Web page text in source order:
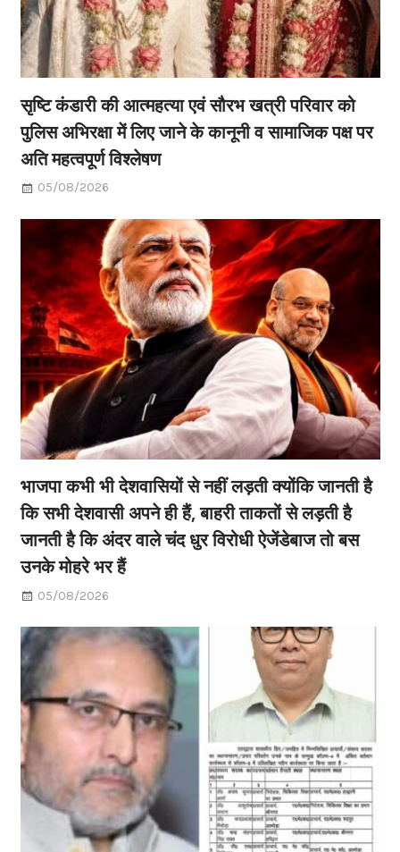
सृष्टि कंडारी की आत्महत्या एवं सौरभ खत्री परिवार को
पुलिस अभिरक्षा में लिए जाने के कानूनी व सामाजिक पक्ष पर
अति महत्वपूर्ण विश्लेषण
05/08/2026
भाजपा कभी भी देशवासियों से नहीं लड़ती क्योंकि जानती है
कि सभी देशवासी अपने ही हैं, बाहरी ताकतों से लड़ती है
जानती है कि अंदर वाले चंद धुर विरोधी ऐजेंडेबाज तो बस
उनके मोहरे भर हैं
05/08/2026